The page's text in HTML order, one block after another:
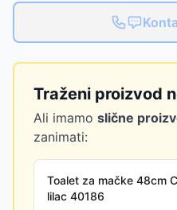
Traženi proizvod
Ali imamo slične
zanimati:
Toalet za mačke 48cm
lilac 40186